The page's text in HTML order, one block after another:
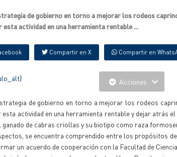
de gobierno en torno a mejorar los rodeos
actividad en una herramienta rentable ...
Compartir en X Compartir en
Acciones
de gobierno en torno a mejorar los rodeos
actividad en una herramienta rentable y dejar atrás
de cabras criollas y su biotipo como raza
se encuentra comprendido entre los propósitos
un acuerdo de cooperación con la Facultad de